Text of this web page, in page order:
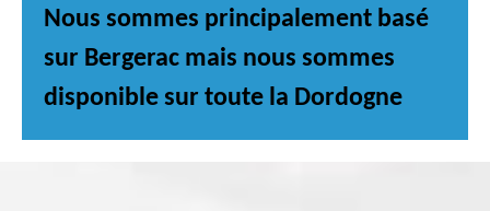
Nous sommes principalement basé
sur Bergerac mais nous sommes
disponible sur toute la Dordogne